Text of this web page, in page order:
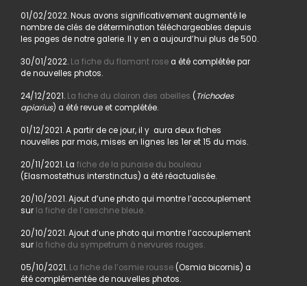
01/02/2022. Nous avons significativement augmenté le
nombre de clés de détermination téléchargeables depuis
les pages de notre galerie. Il y en a aujourd’hui plus de 500.
30/01/2022. La fiche du flamant rosea été complétée par
de nouvelles photos.
24/12/2021. La fiche du clairon des abeilles ( Trichodes
apiarius) a été revue et complétée.
01/12/2021. A partir de ce jour, il y aura deux fiches
nouvelles par mois, mises en lignes les 1er et 15 du mois.
20/11/2021. La fiche de la punaise du bouleau
(Elasmostethus interstinctus) a été réactualisée.
20/10/2021. Ajout d’une photo qui montre l’accouplement
sur la fiche de l’aeschne bleue.
20/10/2021. Ajout d’une photo qui montre l’accouplement
sur la fiche du sympetrum à nervures rouges.
05/10/2021. La fiche de l’osmie rousse(Osmia bicornis) a
été complémentée de nouvelles photos.